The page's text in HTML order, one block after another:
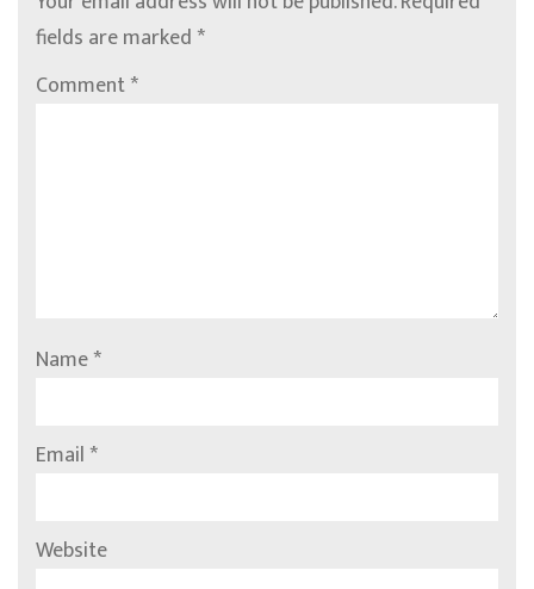
fields are marked*
Comment*
Name*
Email*
Website